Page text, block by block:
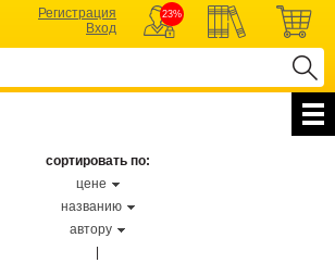
Регистрация
Вход
23%
сортировать по:
цене
названию
автору